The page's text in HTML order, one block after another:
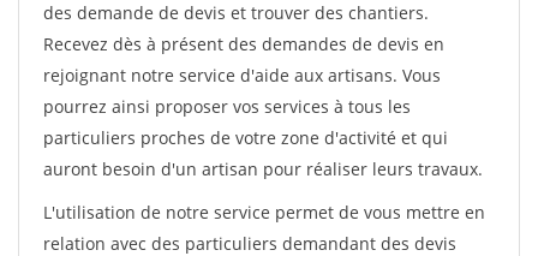
des demande de devis et trouver des chantiers.
Recevez dès à présent des demandes de devis en
rejoignant notre service d'aide aux artisans. Vous
pourrez ainsi proposer vos services à tous les
particuliers proches de votre zone d'activité et qui
auront besoin d'un artisan pour réaliser leurs travaux.
L'utilisation de notre service permet de vous mettre en
relation avec des particuliers demandant des devis